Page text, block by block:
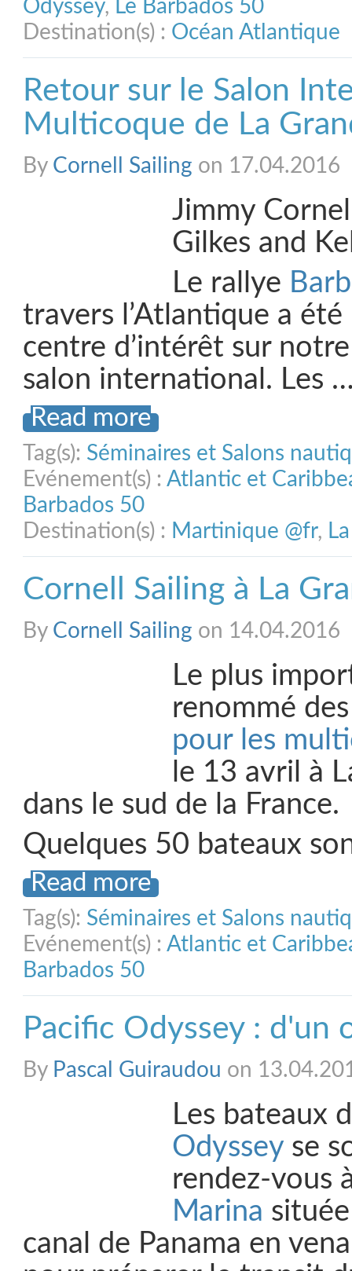
Odyssey, Le Barbados 50
Destination(s) : Océan Atlantique
Retour sur le Salon
Multicoque de La
By Cornell Sailing on 17.04.2016
Jimmy
Gilkes and
Le rallye
travers l’Atlantique a
centre d’intérêt sur
salon international. Les
Read more
Tag(s): Séminaires et Salons
Evénement(s) : Atlantic et
Barbados 50
Destination(s) : Martinique @fr,
Cornell Sailing à La
By Cornell Sailing on 14.04.2016
Le plus
renommé
pour les
le 13 avril à
dans le sud de la France.
Quelques 50 bateaux
Read more
Tag(s): Séminaires et Salons
Evénement(s) : Atlantic et
Barbados 50
Pacific Odyssey : d'un
By Pascal Guiraudou on
Les bateaux
Odyssey se
rendez-vous
Marina
canal de Panama en